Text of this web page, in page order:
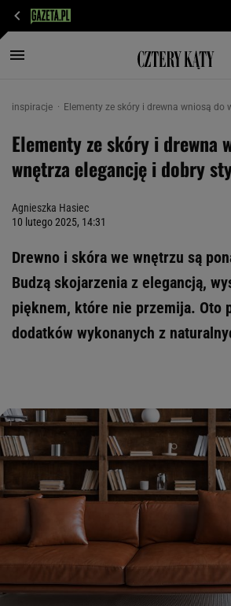
inspiracje Elementy ze skóry i drewna wniosą do
Elementy ze skóry i drewna
wnętrza elegancję i dobry
Agnieszka Hasiec
10 lutego 2025, 14:31
Drewno i skóra we wnętrzu są
Budzą skojarzenia z elegancją,
pięknem, które nie przemija. Oto
dodatków wykonanych z